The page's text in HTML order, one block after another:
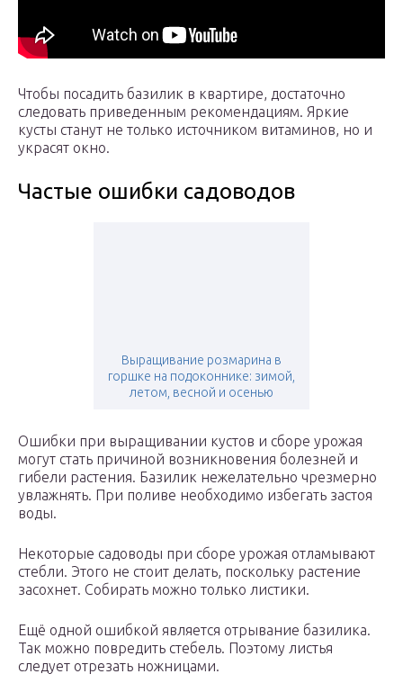
Чтобы посадить базилик в квартире, достаточно
следовать приведенным рекомендациям. Яркие
кусты станут не только источником витаминов, но и
украсят окно.
Частые ошибки садоводов
Выращивание розмарина в
горшке на подоконнике: зимой,
летом, весной и осенью
Ошибки при выращивании кустов и сборе урожая
могут стать причиной возникновения болезней и
гибели растения. Базилик нежелательно чрезмерно
увлажнять. При поливе необходимо избегать застоя
воды.
Некоторые садоводы при сборе урожая отламывают
стебли. Этого не стоит делать, поскольку растение
засохнет. Собирать можно только листики.
Ещё одной ошибкой является отрывание базилика.
Так можно повредить стебель. Поэтому листья
следует отрезать ножницами.